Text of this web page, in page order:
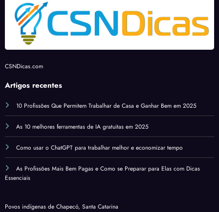
CSNDicas.com
Artigos recentes
10 Profissões Que Permitem Trabalhar de Casa e Ganhar Bem em 2025
As 10 melhores ferramentas de IA gratuitas em 2025
Como usar o ChatGPT para trabalhar melhor e economizar tempo
As Profissões Mais Bem Pagas e Como se Preparar para Elas com Dicas
Essenciais
Povos indígenas de Chapecó, Santa Catarina